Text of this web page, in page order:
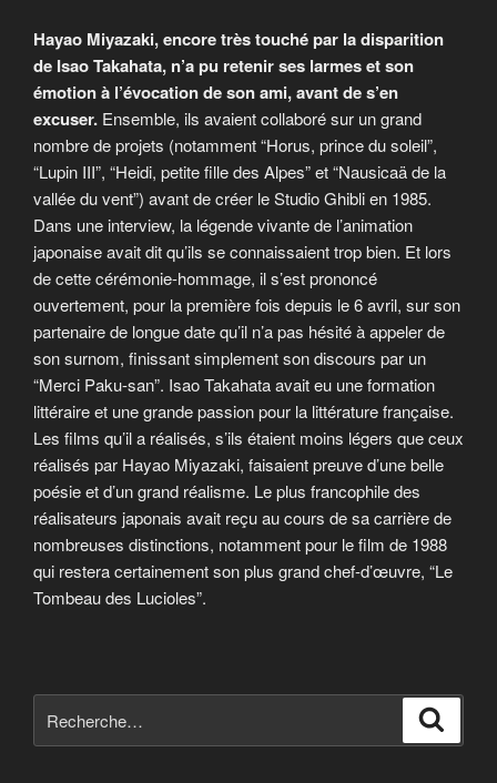
Hayao Miyazaki, encore très touché par la disparition
de Isao Takahata, n’a pu retenir ses larmes et son
émotion à l’évocation de son ami, avant de s’en
excuser. Ensemble, ils avaient collaboré sur un grand
nombre de projets (notamment “Horus, prince du soleil”,
“Lupin III”, “Heidi, petite fille des Alpes” et “Nausicaä de la
vallée du vent”) avant de créer le Studio Ghibli en 1985.
Dans une interview, la légende vivante de l’animation
japonaise avait dit qu’ils se connaissaient trop bien. Et lors
de cette cérémonie-hommage, il s’est prononcé
ouvertement, pour la première fois depuis le 6 avril, sur son
partenaire de longue date qu’il n’a pas hésité à appeler de
son surnom, finissant simplement son discours par un
“Merci Paku-san”. Isao Takahata avait eu une formation
littéraire et une grande passion pour la littérature française.
Les films qu’il a réalisés, s’ils étaient moins légers que ceux
réalisés par Hayao Miyazaki, faisaient preuve d’une belle
poésie et d’un grand réalisme. Le plus francophile des
réalisateurs japonais avait reçu au cours de sa carrière de
nombreuses distinctions, notamment pour le film de 1988
qui restera certainement son plus grand chef-d’œuvre, “Le
Tombeau des Lucioles”.
pour